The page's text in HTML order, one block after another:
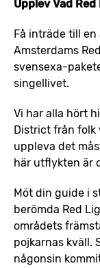
Upplev Vad
Få inträde till
Amsterdams
svensexa-
singellivet.
Vi har alla hört
District från folk
uppleva det
här utflykten är
Möt din guide i
berömda Red
områdets
pojkarnas kväll.
någonsin